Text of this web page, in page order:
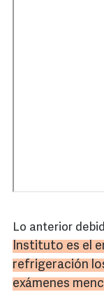
Lo anterior
Instituto es el
refrigeración
exámenes